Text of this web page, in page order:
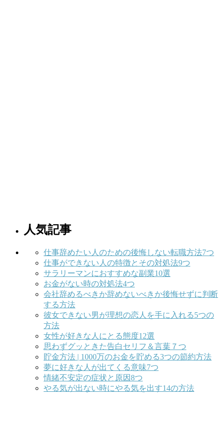
人気記事
仕事辞めたい人のための後悔しない転職方法7つ
仕事ができない人の特徴とその対処法9つ
サラリーマンにおすすめな副業10選
お金がない時の対処法4つ
会社辞めるべきか辞めないべきか後悔せずに判断
する方法
彼女できない男が理想の恋人を手に入れる5つの
方法
女性が好きな人にとる態度12選
思わずグッときた告白セリフ＆言葉７つ
貯金方法 | 1000万のお金を貯める3つの節約方法
夢に好きな人が出てくる意味7つ
情緒不安定の症状と原因8つ
やる気が出ない時にやる気を出す14の方法